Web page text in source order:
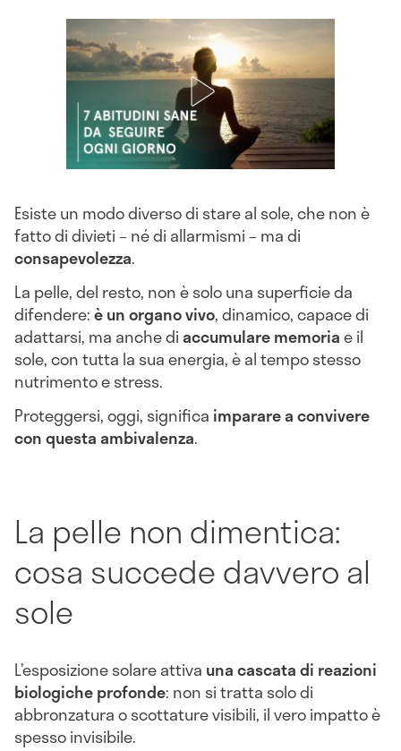
Esiste un modo diverso di stare al sole, che non è
fatto di divieti – né di allarmismi – ma di
consapevolezza.
La pelle, del resto, non è solo una superficie da
difendere:è un organo vivo, dinamico, capace di
adattarsi, ma anche diaccumulare memoriae il
sole, con tutta la sua energia, è al tempo stesso
nutrimento e stress.
Proteggersi, oggi, significa imparare a convivere
con questa ambivalenza.
La pelle non dimentica:
cosa succede davvero al
sole
L’esposizione solare attiva una cascata di reazioni
biologiche profonde: non si tratta solo di
abbronzatura o scottature visibili, il vero impatto è
spesso invisibile.